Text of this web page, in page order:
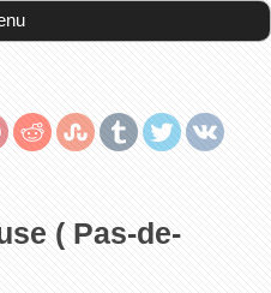
-
( Pas-de-